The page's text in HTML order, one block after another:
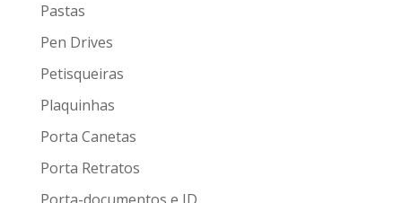
Pastas
Pen Drives
Petisqueiras
Plaquinhas
Porta Canetas
Porta Retratos